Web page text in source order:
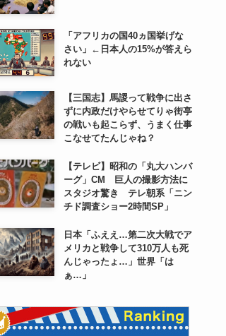
「アフリカの国40ヵ国挙げな
さい」←日本人の15%が答えら
れない
【三国志】馬謖って戦争に出さ
ずに内政だけやらせてりゃ街亭
の戦いも起こらず、うまく仕事
こなせてたんじゃね？
【テレビ】昭和の「丸大ハンバ
ーグ」CM 巨人の撮影方法に
スタジオ驚き テレ朝系「ニン
チド調査ショー2時間SP」
日本「ふええ…第二次大戦でア
メリカと戦争して310万人も死
んじゃったょ…」世界「は
ぁ…」